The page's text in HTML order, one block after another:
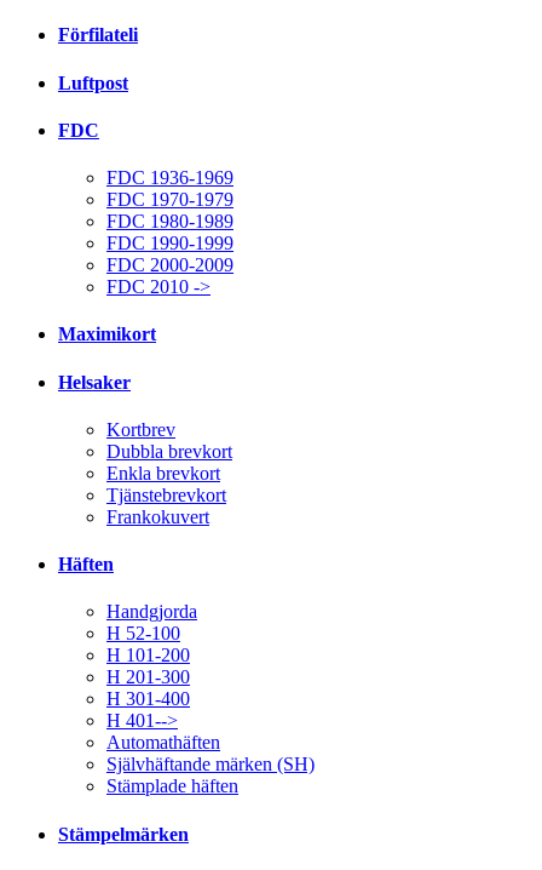
Förfilateli
Luftpost
FDC
FDC 1936-1969
FDC 1970-1979
FDC 1980-1989
FDC 1990-1999
FDC 2000-2009
FDC 2010 ->
Maximikort
Helsaker
Kortbrev
Dubbla brevkort
Enkla brevkort
Tjänstebrevkort
Frankokuvert
Häften
Handgjorda
H 52-100
H 101-200
H 201-300
H 301-400
H 401-->
Automathäften
Självhäftande märken (SH)
Stämplade häften
Stämpelmärken